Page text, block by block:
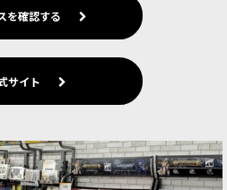
ト・エターナル] “目撃せし者”イ
ンマー：エイジ・オヴ・シグマ
スト・エターナルの勢力のプリ
乗のロード・ヴィジラント1体
…
を確認する
サイト